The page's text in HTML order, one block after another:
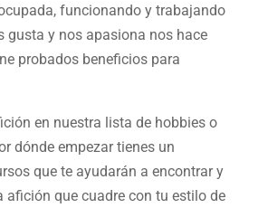
funcionando y trabajando
gusta y nos apasiona nos hace
probados beneficios para
en nuestra lista de hobbieso
dónde empezar tienes un
que te ayudarán a encontrar y
afición que cuadre con tu estilo de